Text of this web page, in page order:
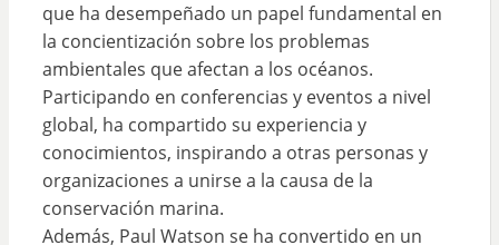
que ha desempeñado un papel fundamental en
la concientización sobre los problemas
ambientales que afectan a los océanos.
Participando en conferencias y eventos a nivel
global, ha compartido su experiencia y
conocimientos, inspirando a otras personas y
organizaciones a unirse a la causa de la
conservación marina.
Además, Paul Watson se ha convertido en un